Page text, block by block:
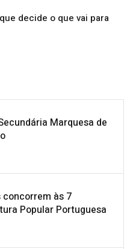
decide o que vai para
Marquesa de
concorrem às 7
Popular Portuguesa